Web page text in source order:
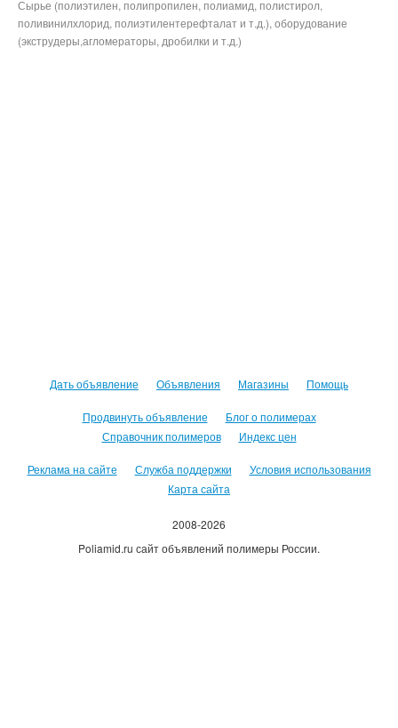
Сырье (полиэтилен, полипропилен, полиамид, полистирол,
поливинилхлорид, полиэтилентерефталат и т.д.), оборудование
(экструдеры,агломераторы, дробилки и т.д.)
Дать объявление Объявления Магазины Помощь
Продвинуть объявление
Блог о полимерах
Справочник полимеров
Индекс цен
Реклама на сайте Служба поддержки
Условия использования
Карта сайта
2008-2026
Poliamid.ru сайт объявлений полимеры России.